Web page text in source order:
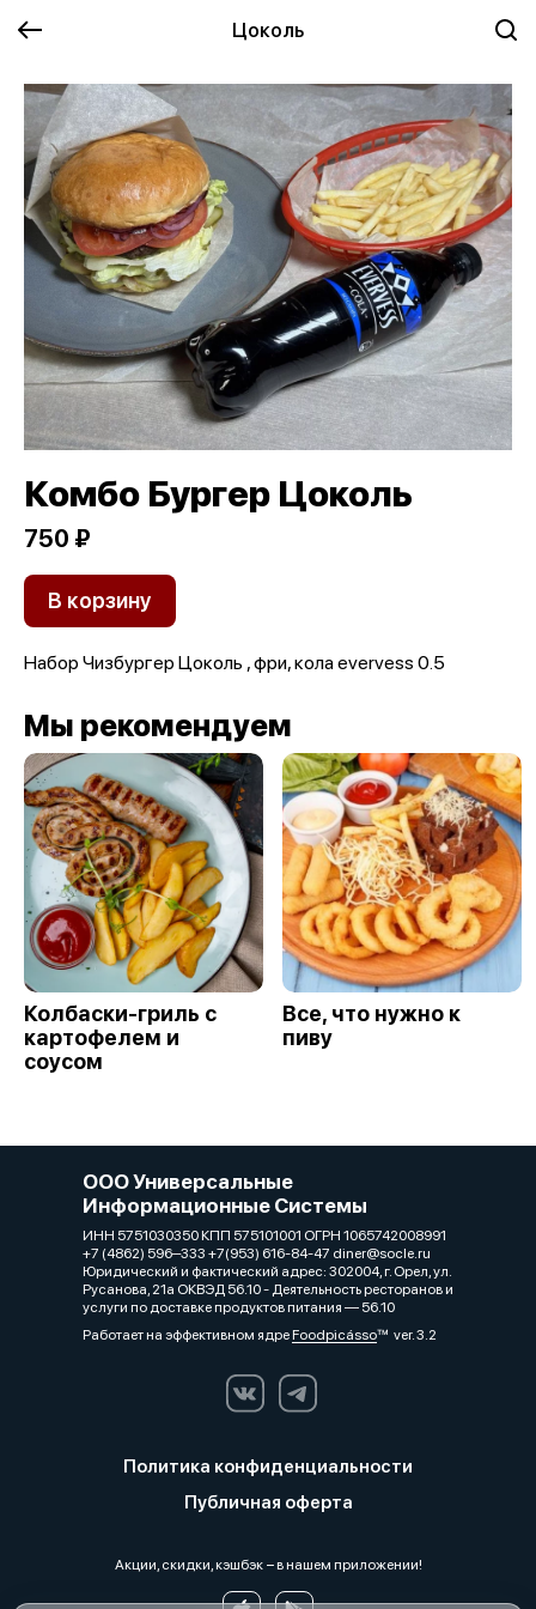
Цоколь
Комбо Бургер Цоколь
750 ₽
В корзину
Набор Чизбургер Цоколь , фри, кола evervess 0.5
Мы рекомендуем
Колбаски-гриль с
картофелем и
соусом
Все, что нужно к
пиву
ООО Универсальные
Информационные Системы
ИНН 5751030350 КПП 575101001 ОГРН 1065742008991
+7 (4862) 596‒333 +7(953) 616-84-47 diner@socle.ru
Юридический и фактический адрес: 302004, г. Орел, ул.
Русанова, 21а ОКВЭД 56.10 - Деятельность ресторанов и
услуги по доставке продуктов питания — 56.10
Работает на эффективном ядреFoodpicássover. 3.2
Политика конфиденциальности
Публичная оферта
Акции, скидки, кэшбэк − в нашем приложении!